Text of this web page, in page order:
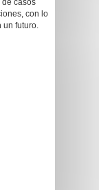
de casos
con lo
un futuro.